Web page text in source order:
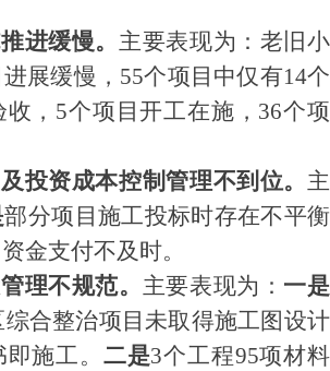
推进缓慢。 主要表现为： 老旧小
展缓慢， 55个项目中仅有14个
，5个项目开工在施，36个项
投资成本控制管理不到位。 主
部分项目施工投标时存在不平衡
金支付不及时。
理不规范。 主要表现为： 一是
综合整治项目未取得施工图设计
施工。 二是3个工程95项材料